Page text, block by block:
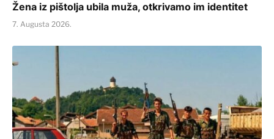
Žena iz pištolja ubila muža, otkrivamo im identitet
7. Augusta 2026.